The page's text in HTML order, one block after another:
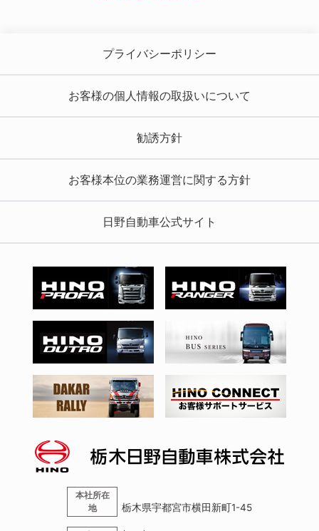
プライバシーポリシー
お客様の個人情報の取扱いについて
勧誘方針
お客様本位の業務運営に関する方針
日野自動車公式サイト
本社所在
地
栃木県宇都宮市横田新町1-45